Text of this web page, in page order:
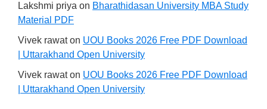
Lakshmi priya on Bharathidasan University MBA Study
Material PDF
Vivek rawaton UOU Books 2026 Free PDF Download
| Uttarakhand Open University
Vivek rawaton UOU Books 2026 Free PDF Download
| Uttarakhand Open University